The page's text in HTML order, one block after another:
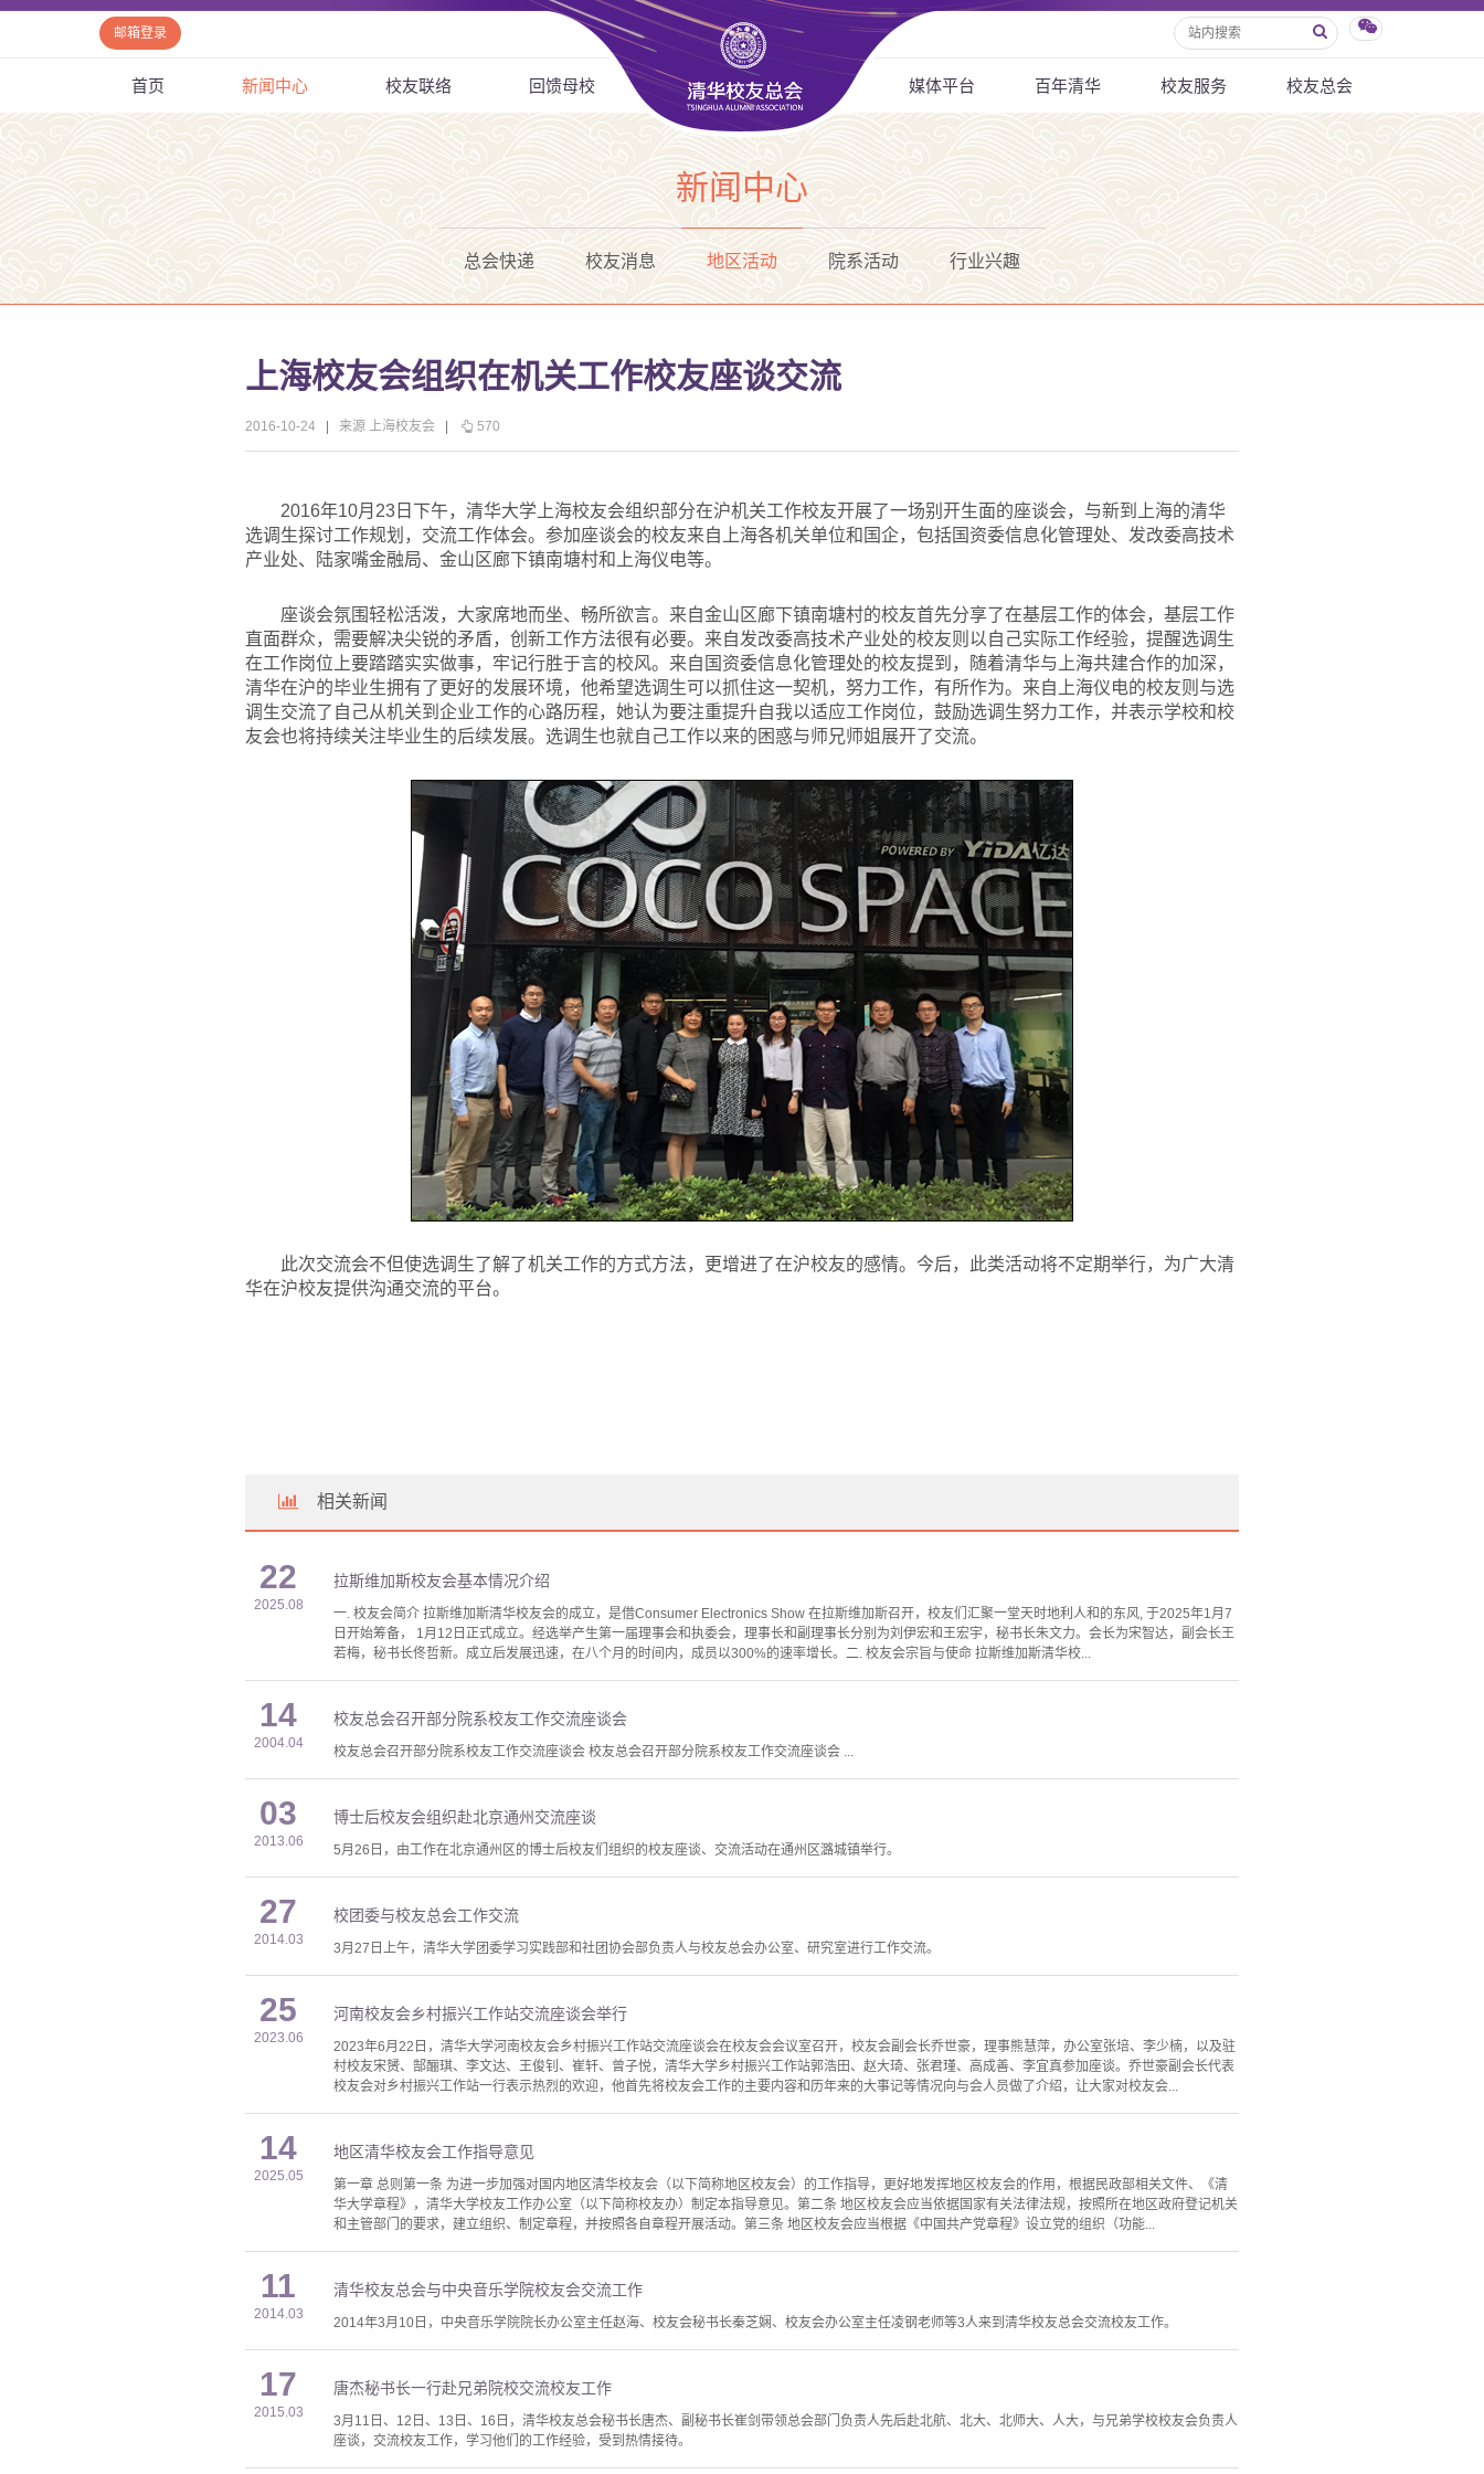
邮箱登录
首页 新闻中心 校友联络 回馈母校 媒体平台 百年清华 校友服务 校友总会
新闻中心
总会快递 校友消息 地区活动 院系活动 行业兴趣
上海校友会组织在机关工作校友座谈交流
2016-10-24 来源 上海校友会 570
2016年10月23日下午，清华大学上海校友会组织部分在沪机关工作校友开展了一场别开生面的座谈会，与新到上海的清华
选调生探讨工作规划，交流工作体会。参加座谈会的校友来自上海各机关单位和国企，包括国资委信息化管理处、发改委高技术
产业处、陆家嘴金融局、金山区廊下镇南塘村和上海仪电等。
座谈会氛围轻松活泼，大家席地而坐、畅所欲言。来自金山区廊下镇南塘村的校友首先分享了在基层工作的体会，基层工作
直面群众，需要解决尖锐的矛盾，创新工作方法很有必要。来自发改委高技术产业处的校友则以自己实际工作经验，提醒选调生
在工作岗位上要踏踏实实做事，牢记行胜于言的校风。来自国资委信息化管理处的校友提到，随着清华与上海共建合作的加深，
清华在沪的毕业生拥有了更好的发展环境，他希望选调生可以抓住这一契机，努力工作，有所作为。来自上海仪电的校友则与选
调生交流了自己从机关到企业工作的心路历程，她认为要注重提升自我以适应工作岗位，鼓励选调生努力工作，并表示学校和校
友会也将持续关注毕业生的后续发展。选调生也就自己工作以来的困惑与师兄师姐展开了交流。
此次交流会不但使选调生了解了机关工作的方式方法，更增进了在沪校友的感情。今后，此类活动将不定期举行，为广大清
华在沪校友提供沟通交流的平台。
相关新闻
22
2025.08
拉斯维加斯校友会基本情况介绍
一. 校友会简介 拉斯维加斯清华校友会的成立，是借Consumer Electronics Show 在拉斯维加斯召开，校友们汇聚一堂天时地利人和的东风, 于2025年1月7
日开始筹备， 1月12日正式成立。经选举产生第一届理事会和执委会，理事长和副理事长分别为刘伊宏和王宏宇，秘书长朱文力。会长为宋智达，副会长王
若梅，秘书长佟哲新。成立后发展迅速，在八个月的时间内，成员以300%的速率增长。二. 校友会宗旨与使命 拉斯维加斯清华校...
14
2004.04
校友总会召开部分院系校友工作交流座谈会
校友总会召开部分院系校友工作交流座谈会 校友总会召开部分院系校友工作交流座谈会 ...
03
2013.06
博士后校友会组织赴北京通州交流座谈
5月26日，由工作在北京通州区的博士后校友们组织的校友座谈、交流活动在通州区潞城镇举行。
27
2014.03
校团委与校友总会工作交流
3月27日上午，清华大学团委学习实践部和社团协会部负责人与校友总会办公室、研究室进行工作交流。
25
2023.06
河南校友会乡村振兴工作站交流座谈会举行
2023年6月22日，清华大学河南校友会乡村振兴工作站交流座谈会在校友会会议室召开，校友会副会长乔世豪，理事熊慧萍，办公室张培、李少楠，以及驻
村校友宋赟、郜酾琪、李文达、王俊钊、崔轩、曾子悦，清华大学乡村振兴工作站郭浩田、赵大琦、张君瑾、高成善、李宜真参加座谈。乔世豪副会长代表
校友会对乡村振兴工作站一行表示热烈的欢迎，他首先将校友会工作的主要内容和历年来的大事记等情况向与会人员做了介绍，让大家对校友会...
14
2025.05
地区清华校友会工作指导意见
第一章 总则第一条 为进一步加强对国内地区清华校友会（以下简称地区校友会）的工作指导，更好地发挥地区校友会的作用，根据民政部相关文件、《清
华大学章程》，清华大学校友工作办公室（以下简称校友办）制定本指导意见。第二条 地区校友会应当依据国家有关法律法规，按照所在地区政府登记机关
和主管部门的要求，建立组织、制定章程，并按照各自章程开展活动。第三条 地区校友会应当根据《中国共产党章程》设立党的组织（功能...
11
2014.03
清华校友总会与中央音乐学院校友会交流工作
2014年3月10日，中央音乐学院院长办公室主任赵海、校友会秘书长秦芝娴、校友会办公室主任凌钢老师等3人来到清华校友总会交流校友工作。
17
2015.03
唐杰秘书长一行赴兄弟院校交流校友工作
3月11日、12日、13日、16日，清华校友总会秘书长唐杰、副秘书长崔剑带领总会部门负责人先后赴北航、北大、北师大、人大，与兄弟学校校友会负责人
座谈，交流校友工作，学习他们的工作经验，受到热情接待。